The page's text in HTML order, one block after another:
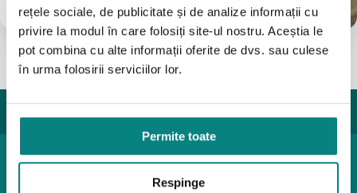
rețele sociale, de publicitate și de analize informații cu
privire la modul în care folosiți site-ul nostru. Aceștia le
pot combina cu alte informații oferite de dvs. sau culese
în urma folosirii serviciilor lor.
Permite toate
Respinge
info@adapt.ro
Produse pediatrice